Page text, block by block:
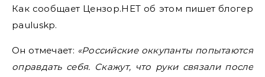
Как сообщает Цензор.НЕТ об этом пишет блогер
pauluskp.
Он отмечает: «Российские оккупанты попытаются
оправдать себя. Скажут, что руки связали после